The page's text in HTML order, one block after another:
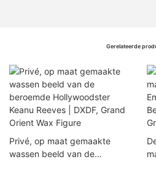
Gerelateerde
Privé, op maat gemaakte
wassen beeld van de